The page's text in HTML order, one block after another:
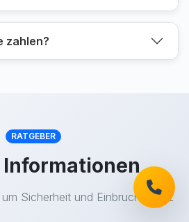
zahlen?
RATGEBER
Informationen
Sicherheit und Einbruchschutz